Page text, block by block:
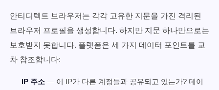
안티디텍트 브라우저는 각각 고유한 지문을 가진 격리된
브라우저 프로필을 생성합니다. 하지만 지문 하나만으로는
보호받지 못합니다. 플랫폼은 세 가지 데이터 포인트를 교
차 참조합니다:
IP 주소 — 이 IP가 다른 계정들과 공유되고 있는가? 데이